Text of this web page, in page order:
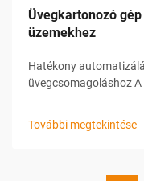
Üvegkartonozó
üzemekhez
Hatékony
üvegcsomagoláshoz
az igényeknek a
További megtekintése